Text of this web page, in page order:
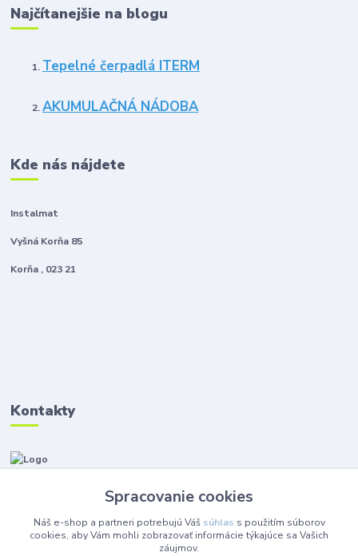
Najčítanejšie na blogu
Tepelné čerpadlá ITERM
AKUMULAČNÁ NÁDOBA
Kde nás nájdete
Instalmat
Vyšná Korňa 85
Korňa , 023 21
Kontakty
eshop@instalmat.sk
Spracovanie cookies
Náš e-shop a partneri potrebujú Váš súhlas s použitím súborov
cookies, aby Vám mohli zobrazovať informácie týkajúce sa Vašich
záujmov.